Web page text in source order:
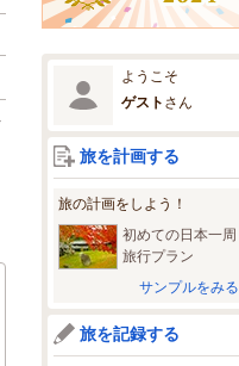
ようこそ
ゲスト さん
旅を計画する
旅の計画をしよう！
初めての日本一周
旅行プラン
サンプルをみる
旅を記録する